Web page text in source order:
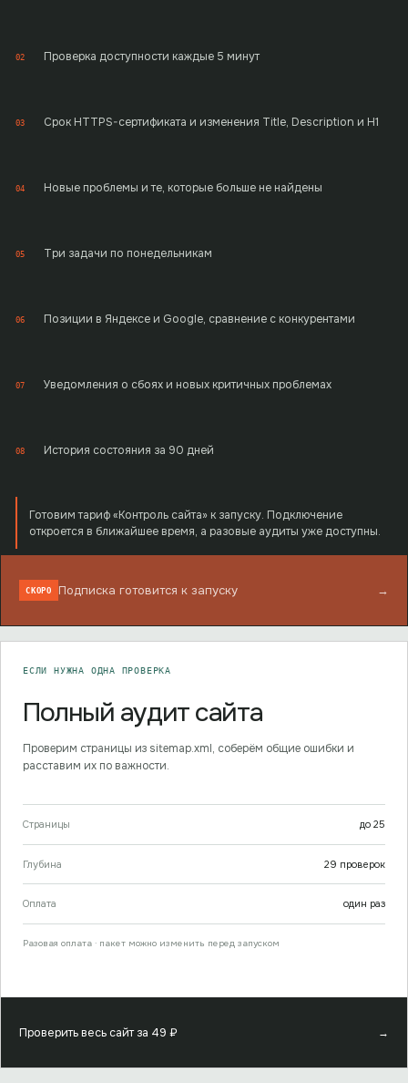
02 Проверка доступности каждые 5 минут
03 Срок HTTPS-сертификата и изменения Title, Description и H1
04 Новые проблемы и те, которые больше не найдены
05 Три задачи по понедельникам
06 Позиции в Яндексе и Google, сравнение с конкурентами
07 Уведомления о сбоях и новых критичных проблемах
08 История состояния за 90 дней
Готовим тариф «Контроль сайта» к запуску. Подключение
откроется в ближайшее время, а разовые аудиты уже доступны.
СКОРО Подписка готовится к запуску →
ЕСЛИ НУЖНА ОДНА ПРОВЕРКА
Полный аудит сайта
Проверим страницы из sitemap.xml, соберём общие ошибки и
расставим их по важности.
Страницы до 25
Глубина 29 проверок
Оплата один раз
Разовая оплата · пакет можно изменить перед запуском
Проверить весь сайт за 49 ₽ →